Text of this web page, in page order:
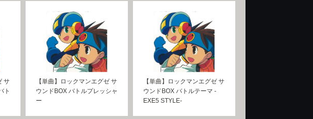
サ
ト
【単曲】ロックマンエグゼ サ
ウンドBOX バトルプレッシャ
ー
【単曲】ロックマンエグゼ サ
ウンドBOX バトルテーマ -
EXE5 STYLE-